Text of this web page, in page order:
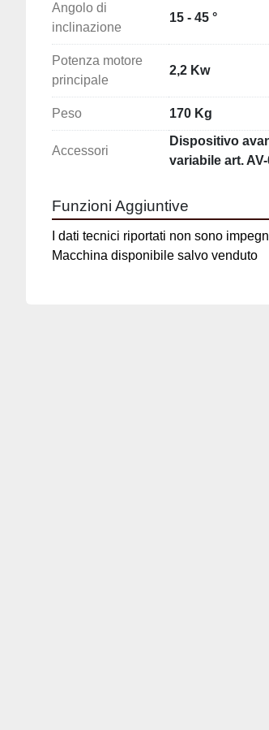
inclinazione
Potenza motore
principale
Peso 170 Kg
Accessori
Dispositivo
variabile art.
I dati tecnici riportati non sono
Macchina disponibile salvo venduto